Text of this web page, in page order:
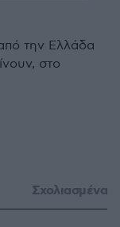
την Ελλάδα
στο
Σχολιασμένα